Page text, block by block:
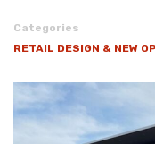
Categories
RETAIL DESIGN & NEW